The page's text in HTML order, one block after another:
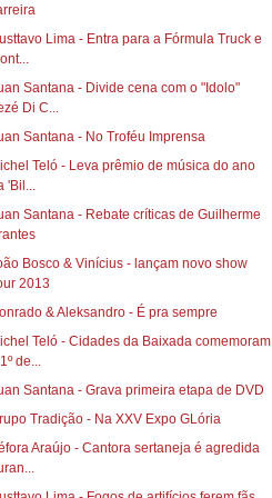
carreira‏
Lima - Entra para a Fórmula Truck e
Santana - Divide cena com o "Idolo"
Di C...
Santana - No Troféu Imprensa
Teló - Leva prêmio de música do ano
'Bil...
Santana - Rebate críticas de Guilherme
Bosco & Vinícius - lançam novo show
2013
& Aleksandro - É pra sempre
Teló - Cidades da Baixada comemoram
de...
Santana - Grava primeira etapa de DVD
Tradição - Na XXV Expo GLória
Araújo - Cantora sertaneja é agredida